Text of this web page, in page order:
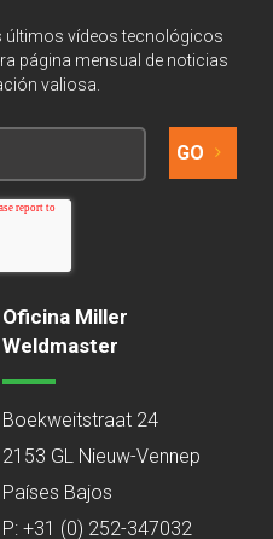
últimos vídeos tecnológicos
página mensual de noticias
valiosa.
Oficina Miller
Weldmaster
Boekweitstraat 24
2153 GL Nieuw-Vennep
Países Bajos
P: +31 (0) 252-347032